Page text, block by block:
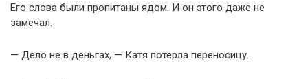
Его слова были пропитаны ядом. И он этого даже не
замечал.
— Дело не в деньгах, — Катя потёрла переносицу.